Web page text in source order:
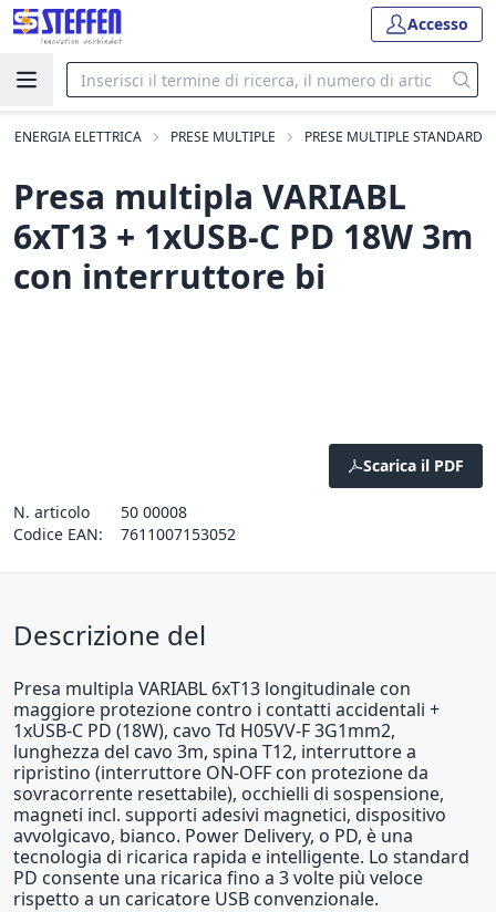
Accesso
ENERGIA ELETTRICA PRESE MULTIPLE PRESE MULTIPLE STANDARD
Presa multipla VARIABL
6xT13 + 1xUSB-C PD 18W 3m
con interruttore bi
Scarica il PDF
N. articolo
50 00008
Codice EAN:
7611007153052
Descrizione del
Presa multipla VARIABL 6xT13 longitudinale con
maggiore protezione contro i contatti accidentali +
1xUSB-C PD (18W), cavo Td H05VV-F 3G1mm2,
lunghezza del cavo 3m, spina T12, interruttore a
ripristino (interruttore ON-OFF con protezione da
sovracorrente resettabile), occhielli di sospensione,
magneti incl. supporti adesivi magnetici, dispositivo
avvolgicavo, bianco. Power Delivery, o PD, è una
tecnologia di ricarica rapida e intelligente. Lo standard
PD consente una ricarica fino a 3 volte più veloce
rispetto a un caricatore USB convenzionale.